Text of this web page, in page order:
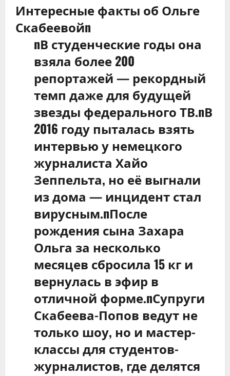
Интересные факты об Ольге
Скабеевойn
nВ студенческие годы она
взяла более 200
репортажей — рекордный
темп даже для будущей
звезды федерального ТВ.nВ
2016 году пыталась взять
интервью у немецкого
журналиста Хайо
Зеппельта, но её выгнали
из дома — инцидент стал
вирусным.nПосле
рождения сына Захара
Ольга за несколько
месяцев сбросила 15 кг и
вернулась в эфир в
отличной форме.nСупруги
Скабеева-Попов ведут не
только шоу, но и мастер-
классы для студентов-
журналистов, где делятся